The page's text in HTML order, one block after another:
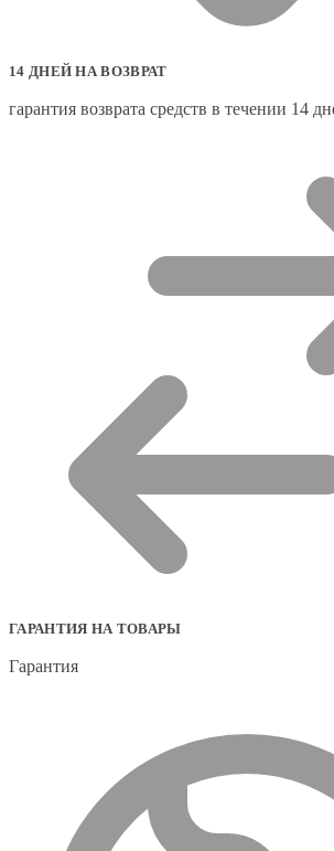
14 ДНЕЙ НА ВОЗВРАТ
гарантия возврата средств в течении 14
ГАРАНТИЯ НА ТОВАРЫ
Гарантия